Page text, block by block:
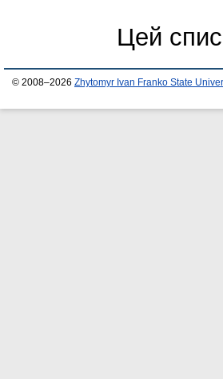
Цей
© 2008–2026 Zhytomyr Ivan Franko State